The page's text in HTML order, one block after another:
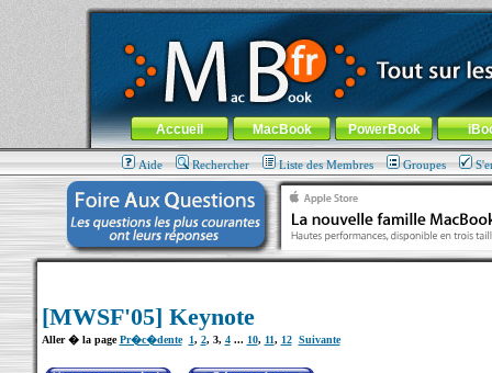
MacBook-fr.com : 100% Apple... 100% nomade !
Aller au contenu-Aller au menu général-Aller au menu de
Menu général
Accueil MacBook PowerBook
Aide Rechercher Liste des Membres Groupes
[MWSF'05] Keynote
Aller � la pagePr�c�dente 1, 2, 3, 4... 10, 11, 12 Suivante